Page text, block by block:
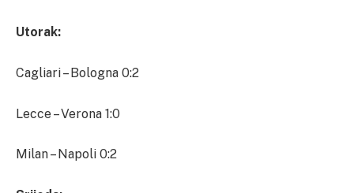
Utorak:
Cagliari – Bologna 0:2
Lecce – Verona 1:0
Milan – Napoli 0:2